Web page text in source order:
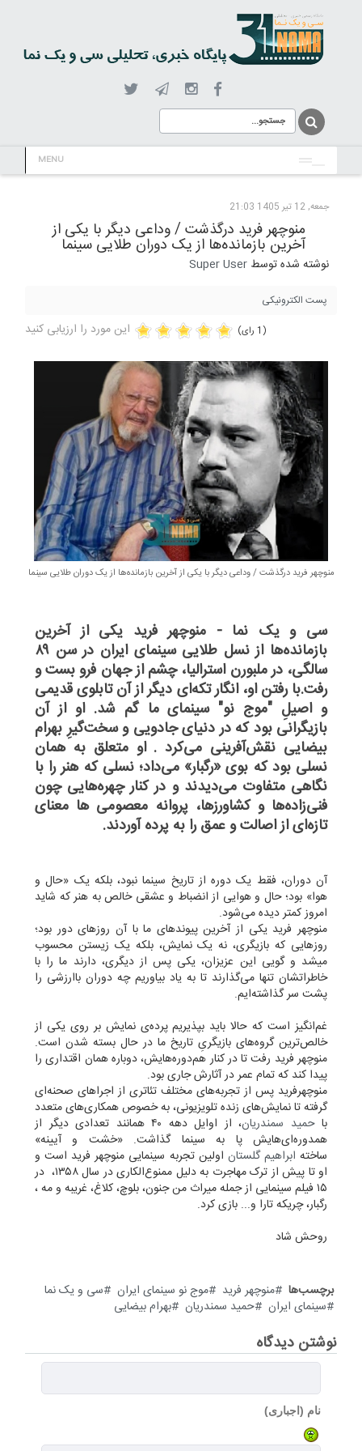
MENU
جمعه, 12 تیر 1405 21:03
منوچهر فرید درگذشت / وداعی دیگر با یکی از
آخرین بازمانده‌‌ها از یک دوران طلایی سینما
نوشته شده توسط Super User
پست الکترونیکی
این مورد را ارزیابی کنید (1 رای)
منوچهر فرید درگذشت / وداعی دیگر با یکی از آخرین بازمانده‌‌ها از یک دوران طلایی سینما
سی و یک نما - منوچهر فرید یکی از آخرین
بازمانده‌ها از نسل طلایی سینمای ایران در سن ۸۹
سالگی، در ملبورن استرالیا، چشم‌ از جهان فرو بست و
رفت.با رفتن او، انگار تکه‌ای دیگر از آن تابلوی قدیمی
و اصیلِ "موج نو" سینمای ما گم شد. او از آن‌
بازیگرانی بود که در دنیای جادویی و سخت‌گیرِ بهرام
بیضایی نقش‌آفرینی می‌کرد . او متعلق به همان
نسلی بود که بوی «رگبار» می‌داد؛ نسلی که هنر را با
نگاهی متفاوت می‌دیدند و در کنار چهره‌هایی چون
فنی‌زاده‌ها و کشاورزها، پروانه معصومی ها معنای
تازه‌ای از اصالت و عمق را به پرده آوردند.
‌آن دوران، فقط یک دوره از تاریخ سینما نبود، بلکه یک «حال و
هوا» بود؛ حال و هوایی از انضباط و عشقی خالص به هنر که شاید
امروز کمتر دیده می‌شود.
منوچهر فرید یکی از آخرین پیوندهای ما با آن روزهای دور بود؛
روزهایی که بازیگری، نه یک نمایش، بلکه یک زیستن محسوب
میشد و گویی این عزیزان، یکی پس از دیگری، دارند ما را با
خاطراتشان تنها می‌گذارند تا به یاد بیاوریم چه دوران باارزشی را
پشت سر گذاشته‌ایم.
غم‌انگیز است که حالا باید بپذیریم پرده‌ی نمایش بر روی یکی از
خالص‌ترین گروه‌های بازیگریِ تاریخ ما در حال بسته شدن است.
منوچهر فرید رفت تا در کنار هم‌دوره‌هایش، دوباره همان اقتداری را
پیدا کند که تمام عمر در آثارش جاری بود.
منوچهرفرید پس از تجربه‌های مختلف تئاتری از اجراهای صحنه‌ای
گرفته تا نمایش‌های زنده تلویزیونی، به خصوص همکاری‌های متعدد
باحمید سمندریان
، از اوایل دهه ۴۰ همانند تعدادی دیگر از
همدوره‌ای‌هایش پا به سینما گذاشت. «خشت و آیینه»
ساخته ابراهیم گلستان اولین تجربه سینمایی منوچهر فرید است و
او تا پیش از ترک مهاجرت به دلیل ممنوع‌الکاری در سال ۱۳۵۸، در
۱۵ فیلم سینمایی از جمله میراث من جنون، بلوچ، کلاغ، غریبه و مه ،
رگبار، چریکه تارا و... بازی کرد.
روحش شاد
برچسب‌ها منوچهر فرید موج نو سینمای ایران
سی و یک نما
سینمای ایران
حمید سمندریان بهرام بیضایی
نوشتن دیدگاه
نام (اجباری)